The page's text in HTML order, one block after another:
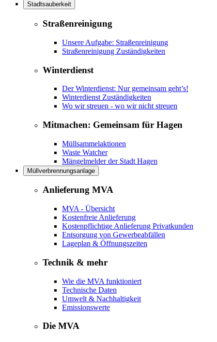
Stadtsauberkeit
Straßenreinigung
Unsere Aufgabe: Straßenreinigung
Straßenreinigung Zuständigkeiten
Winterdienst
Der Winterdienst: Nur gemeinsam geht’s!
Winterdienst Zuständigkeiten
Wo wir streuen - wo wir nicht streuen
Mitmachen: Gemeinsam für Hagen
Müllsammelaktionen
Waste Watcher
Mängelmelder der Stadt Hagen
Müllverbrennungsanlage
Anlieferung MVA
MVA - Übersicht
Kostenfreie Anlieferung
Kostenpflichtige Anlieferung Privatkunden
Entsorgung von Gewerbeabfällen
Lageplan & Öffnungszeiten
Technik & mehr
Wie die MVA funktioniert
Technische Daten
Umwelt & Nachhaltigkeit
Emissionswerte
Die MVA